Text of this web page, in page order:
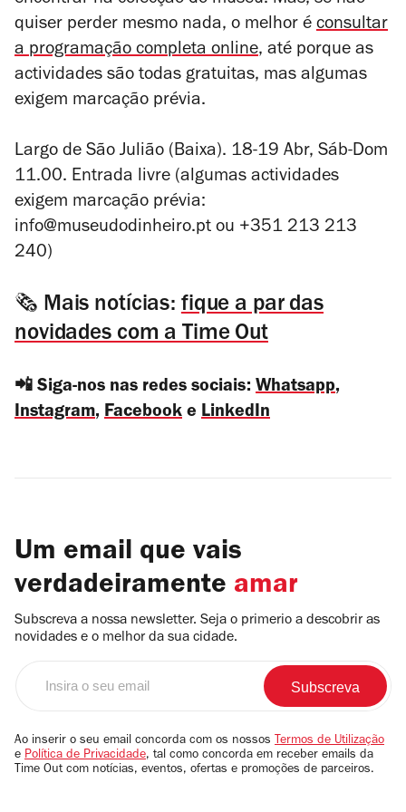
quiser perder mesmo nada, o melhor é consultar
a programação completa online, até porque as
actividades são todas gratuitas, mas algumas
exigem marcação prévia.
Largo de São Julião (Baixa). 18-19 Abr, Sáb-Dom
11.00. Entrada livre (algumas actividades
exigem marcação prévia:
info@museudodinheiro.pt ou +351 213 213
240)
🗞️ Mais notícias:fique a par das
novidades com a Time Out
📲 Siga-nos nas redes sociais: Whatsapp,
Instagram, Facebook e LinkedIn
Um email que vais
verdadeiramente amar
Subscreva a nossa newsletter. Seja o primerio a descobrir as
novidades e o melhor da sua cidade.
email
Ao inserir o seu email concorda com os nossos Termos de Utilização
e Política de Privacidade, tal como concorda em receber emails da
Time Out com notícias, eventos, ofertas e promoções de parceiros.